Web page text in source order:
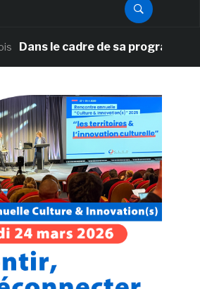
le cadre de sa programmation